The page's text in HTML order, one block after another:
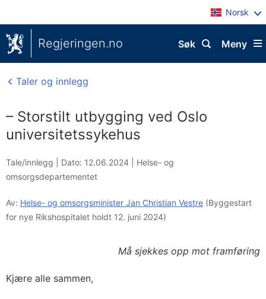
Norsk
Regjeringen.no Meny
Søk
Taler og innlegg
– Storstilt utbygging ved Oslo
universitetssykehus
Tale/innlegg | Dato: 12.06.2024
Helse- og
omsorgsdepartementet
Av: Helse- og omsorgsminister Jan Christian Vestre (Byggestart
for nye Rikshospitalet holdt 12. juni 2024)
Må sjekkes opp mot framføring
Kjære alle sammen,